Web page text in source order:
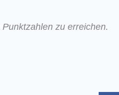
zu erreichen.